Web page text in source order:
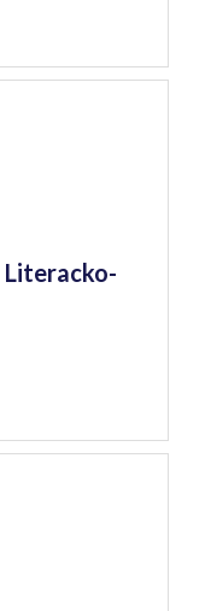
Literacko-